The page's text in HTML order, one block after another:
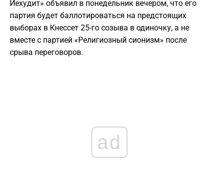
Иехудит» объявил в понедельник вечером, что его
партия будет баллотироваться на предстоящих
выборах в Кнессет 25-го созыва в одиночку, а не
вместе с партией «Религиозный сионизм» после
срыва переговоров.
ad